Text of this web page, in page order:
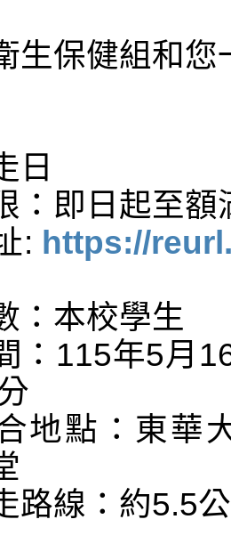
生保健組和
日
：即日起至額
: https://
：本校學生
：115年5月
地點：東華
路線：約5.5